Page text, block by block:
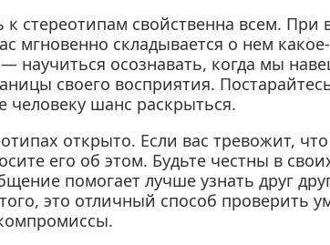
стереотипам свойственна всем. При
мгновенно складывается о нем
научиться осознавать, когда мы
своего восприятия.
шанс раскрыться.
открыто. Если вас тревожит,
его об этом. Будьте честны в
помогает лучше узнать друг
это отличный способ проверить